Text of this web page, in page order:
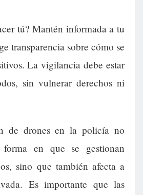
tú? Mantén informada a tu
transparencia sobre cómo se
La vigilancia debe estar
sin vulnerar derechos ni
de drones en la policía no
en que se gestionan
sino que también afecta a
Es importante que las